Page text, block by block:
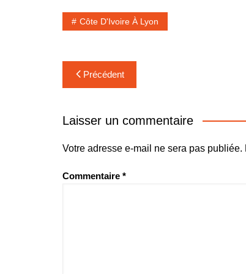
Point de vue
Société
Sports
Côte D'Ivoire À Lyon
Navigation
de
l’article
Précédent
Laisser un commentaire
Votre adresse e-mail ne sera pas publiée.
Commentaire *